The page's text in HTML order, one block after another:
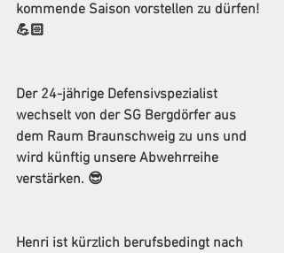
kommende Saison vorstellen zu dürfen!
💪🏻
Der 24-jährige Defensivspezialist
wechselt von der SG Bergdörfer aus
dem Raum Braunschweig zu uns und
wird künftig unsere Abwehrreihe
verstärken. 😎
Henri ist kürzlich berufsbedingt nach